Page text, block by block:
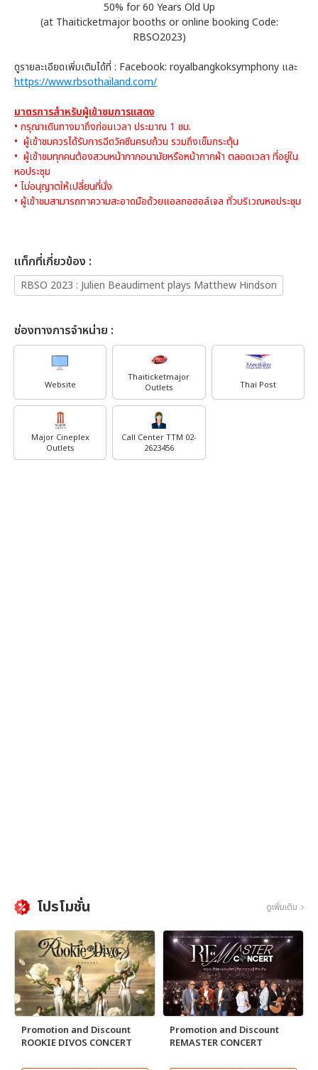
50% for 60 Years Old Up
(at Thaiticketmajor booths or online booking Code:
RBSO2023)
ดูรายละเอียดเพิ่มเติมได้ที่ : Facebook: royalbangkoksymphony และ
https://www.rbsothailand.com/
มาตรการสำหรับผู้เข้าชมการแสดง
• กรุณาเดินทางมาถึงก่อนเวลา ประมาณ 1 ชม.
• ผู้เข้าชมควรได้รับการฉีดวัคซีนครบถ้วน รวมถึงเข็มกระตุ้น
• ผู้เข้าชมทุกคนต้องสวมหน้ากากอนามัยหรือหน้ากากผ้า ตลอดเวลา ที่อยู่ใน
หอประชุม
• ไม่อนุญาตให้เปลี่ยนที่นั่ง
• ผู้เข้าชมสามารถทาความสะอาดมือด้วยแอลกอฮอล์เจล ทั่วบริเวณหอประชุม
เเท็กที่เกี่ยวข้อง :
RBSO 2023 : Julien Beaudiment plays Matthew Hindson
ช่องทางการจำหน่าย :
Website
Thaiticketmajor
Outlets
Thai Post
Major Cineplex
Outlets
Call Center TTM 02-
2623456
โปรโมชั่น ดูเพิ่มเติม
Promotion and Discount
ROOKIE DIVOS CONCERT
Promotion and Discount
REMASTER CONCERT